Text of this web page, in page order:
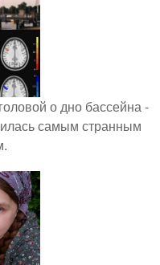
о дно бассейна -
самым странным